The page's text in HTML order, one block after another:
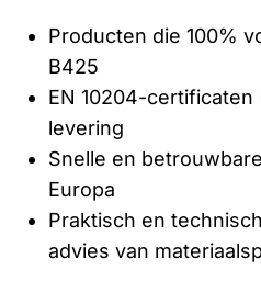
Producten die 100%
B425
EN 10204-certificaten
levering
Snelle en
Europa
Praktisch en
advies van